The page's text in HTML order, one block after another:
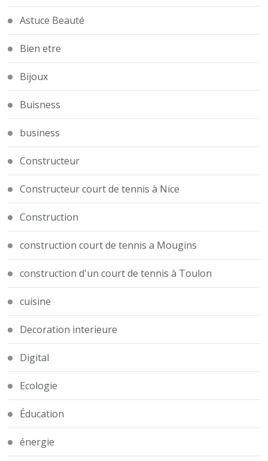
Astuce Beauté
Bien etre
Bijoux
Buisness
business
Constructeur
Constructeur court de tennis à Nice
Construction
construction court de tennis a Mougins
construction d'un court de tennis à Toulon
cuisine
Decoration interieure
Digital
Ecologie
Éducation
énergie